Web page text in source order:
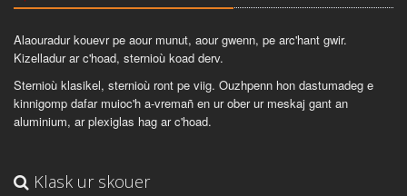
Alaouradur kouevr pe aour munut, aour gwenn, pe arc'hant gwir.
Kizelladur ar c'hoad, sternioù koad derv.
Sternioù klasikel, sternioù ront pe viig. Ouzhpenn hon dastumadeg e
kinnigomp dafar muioc'h a-vremañ en ur ober ur meskaj gant an
aluminium, ar plexiglas hag ar c'hoad.
Klask ur skouer